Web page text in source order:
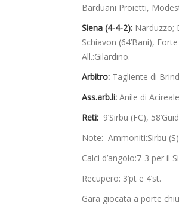
Barduani Proietti,
Siena (4-4-2): Narduzzo;
Schiavon (64’Bani),
All.:Gilardino.
Arbitro: Tagliente di
Ass.arb.li: Anile di
Reti: 9’Sirbu (FC),
Note: Ammoniti:Sirbu
Calci d’angolo:7-3 per il
Recupero: 3’pt e 4’st.
Gara giocata a porte